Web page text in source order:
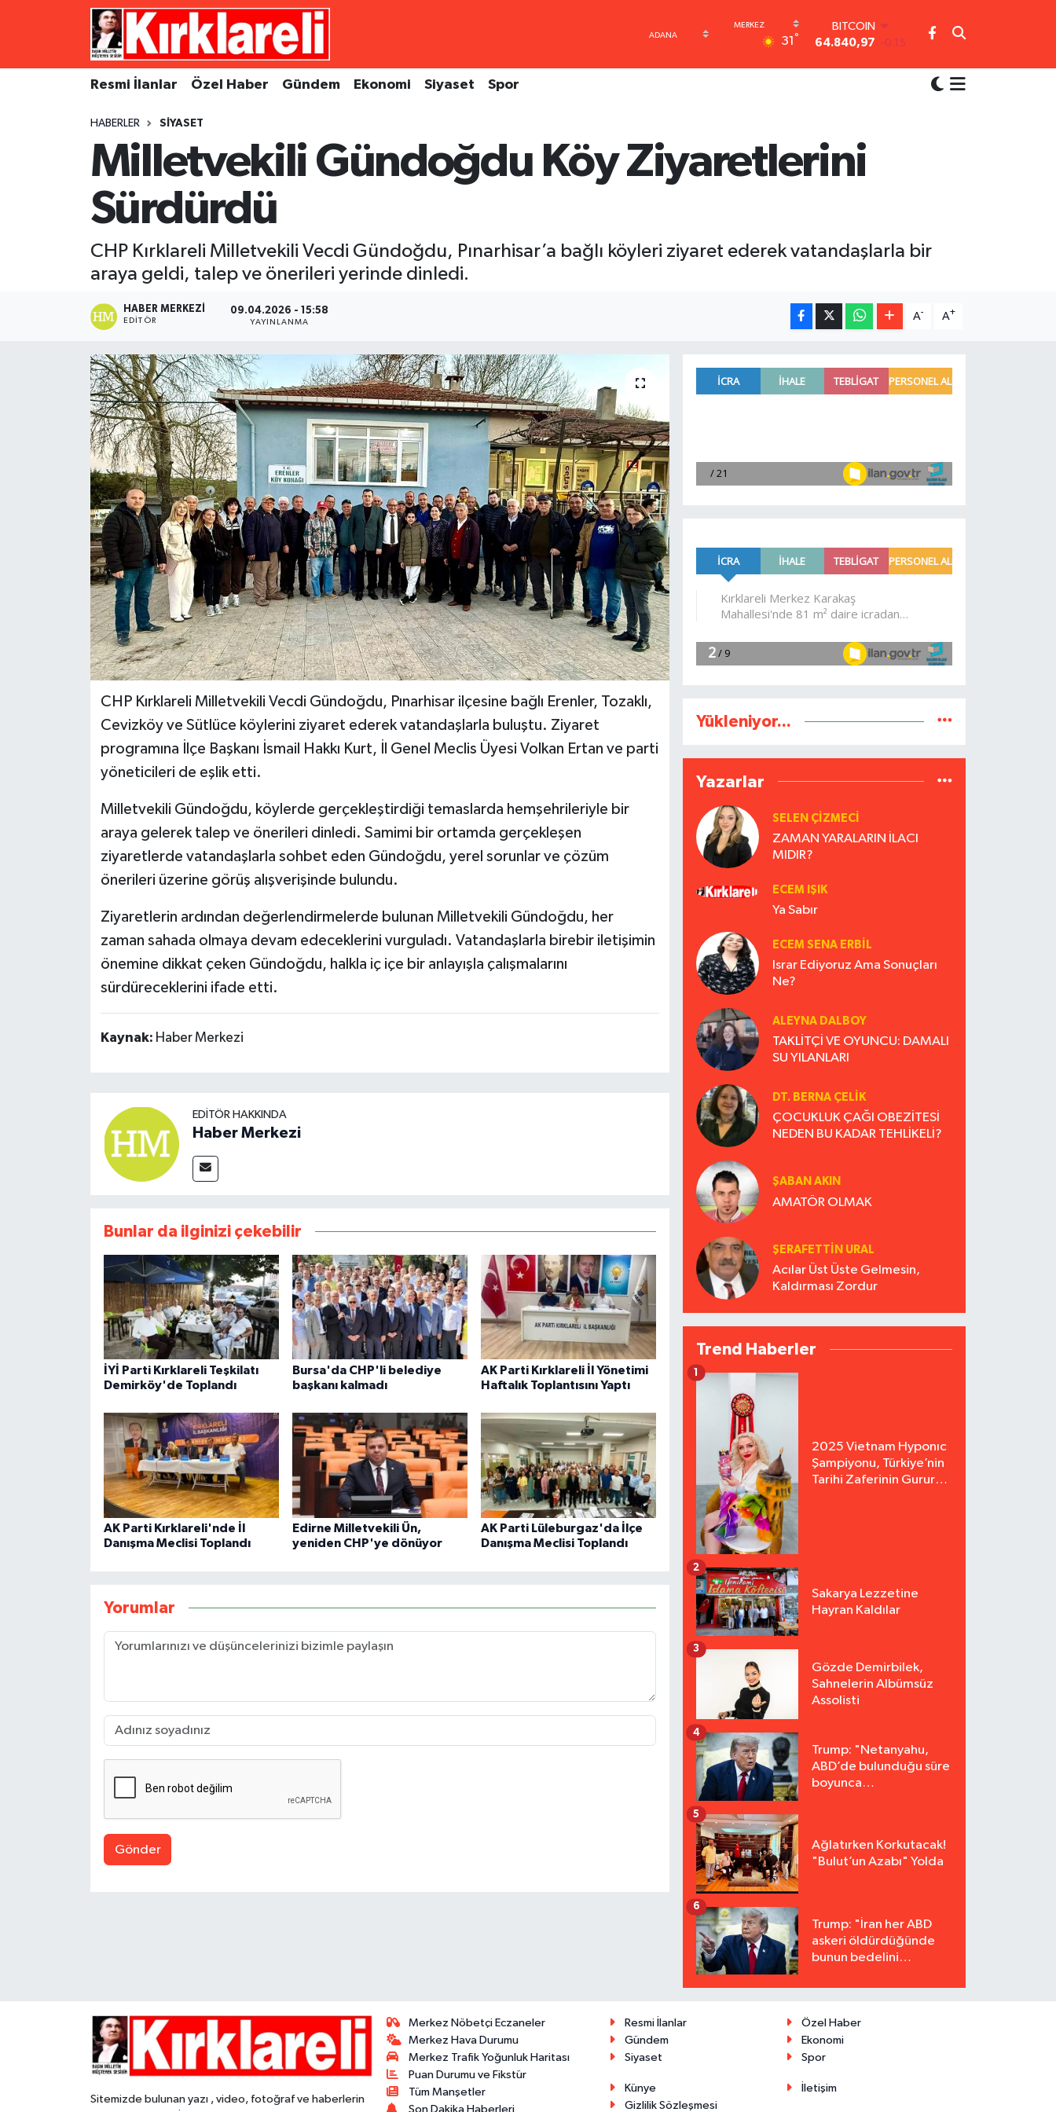
31 °
BITCOIN
64.840,97 -0.15
64,4811
GRAM ALTIN
6660.55
Resmi İlanlar Özel Haber Gündem Ekonomi Siyaset Spor
HABERLER SIYASET
Milletvekili Gündoğdu Köy Ziyaretlerini
Sürdürdü
CHP Kırklareli Milletvekili Vecdi Gündoğdu, Pınarhisar’a bağlı köyleri ziyaret ederek vatandaşlarla bir
araya geldi, talep ve önerileri yerinde dinledi.
HABER MERKEZI
EDITÖR
09.04.2026 - 15:58
YAYINLANMA
A- A+
CHP Kırklareli Milletvekili Vecdi Gündoğdu, Pınarhisar ilçesine bağlı Erenler, Tozaklı,
Cevizköy ve Sütlüce köylerini ziyaret ederek vatandaşlarla buluştu. Ziyaret
programına İlçe Başkanı İsmail Hakkı Kurt, İl Genel Meclis Üyesi Volkan Ertan ve parti
yöneticileri de eşlik etti.
Milletvekili Gündoğdu, köylerde gerçekleştirdiği temaslarda hemşehrileriyle bir
araya gelerek talep ve önerileri dinledi. Samimi bir ortamda gerçekleşen
ziyaretlerde vatandaşlarla sohbet eden Gündoğdu, yerel sorunlar ve çözüm
önerileri üzerine görüş alışverişinde bulundu.
Ziyaretlerin ardından değerlendirmelerde bulunan Milletvekili Gündoğdu, her
zaman sahada olmaya devam edeceklerini vurguladı. Vatandaşlarla birebir iletişimin
önemine dikkat çeken Gündoğdu, halkla iç içe bir anlayışla çalışmalarını
sürdüreceklerini ifade etti.
Kaynak: Haber Merkezi
EDITÖR HAKKINDA
Haber Merkezi
Bunlar da ilginizi çekebilir
İYİ Parti Kırklareli Teşkilatı
Demirköy'de Toplandı
Bursa'da CHP'li belediye
başkanı kalmadı
AK Parti Kırklareli İl Yönetimi
Haftalık Toplantısını Yaptı
AK Parti Kırklareli'nde İl
Danışma Meclisi Toplandı
Edirne Milletvekili Ün,
yeniden CHP'ye dönüyor
AK Parti Lüleburgaz'da İlçe
Danışma Meclisi Toplandı
Yorumlar
Gönder
Yükleniyor...
Yazarlar
SELEN ÇİZMECİ
ZAMAN YARALARIN İLACI
MIDIR?
ECEM IŞIK
Ya Sabır
ECEM SENA ERBIL
Israr Ediyoruz Ama Sonuçları
Ne?
ALEYNA DALBOY
TAKLİTÇİ VE OYUNCU: DAMALI
SU YILANLARI
DT. BERNA ÇELIK
ÇOCUKLUK ÇAĞI OBEZİTESİ
NEDEN BU KADAR TEHLİKELİ?
ŞABAN AKIN
AMATÖR OLMAK
ŞERAFETTIN URAL
Acılar Üst Üste Gelmesin,
Kaldırması Zordur
Trend Haberler
2025 Vietnam Hyponıc
Şampiyonu, Türkiye’nin
Tarihi Zaferinin Gururu
1
Sakarya Lezzetine
Hayran Kaldılar
2
Gözde Demirbilek,
Sahnelerin Albümsüz
Assolisti
3
Trump: "Netanyahu,
ABD’de bulunduğu süre
boyunca
4
Ağlatırken Korkutacak!
"Bulut’un Azabı" Yolda
5
Trump: "İran her ABD
askeri öldürdüğünde
bunun bedelini
6
Sitemizde bulunan yazı , video, fotoğraf ve haberlerin
Merkez Nöbetçi Eczaneler
Merkez Hava Durumu
Merkez Trafik Yoğunluk Haritası
Puan Durumu ve Fikstür
Tüm Manşetler
Son Dakika Haberleri
Resmi İlanlar
Özel Haber
Gündem
Ekonomi
Siyaset
Spor
Künye
İletişim
Gizlilik Sözleşmesi
Resmi İlanlar
Ekonomi
Kültür Sanat
Magazin
Gizlilik Sözleşmesi
Merkez Nöbetçi Eczaneler
Merkez Trafik Yoğunluk Haritası
Süper Lig Puan Durumu ve Fikstür
Tüm Manşetler
Son Dakika Haberleri